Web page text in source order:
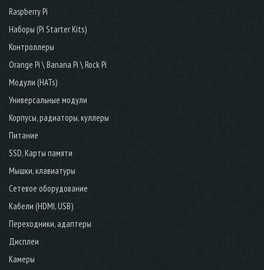
Raspberry Pi
Наборы (Pi Starter Kits)
Контроллеры
Orange Pi \ Banana Pi \ Rock Pi
Модули (HATs)
Универсальные модули
Корпусы, радиаторы, куллеры
Питание
SSD, Карты памяти
Мышки, клавиатуры
Сетевое оборудование
Кабели (HDMI, USB)
Переходники, адаптеры
Дисплеи
Камеры